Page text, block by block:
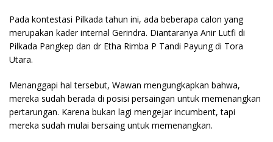
Pada kontestasi Pilkada tahun ini, ada beberapa calon yang
merupakan kader internal Gerindra. Diantaranya Anir Lutfi di
Pilkada Pangkep dan dr Etha Rimba P Tandi Payung di Tora
Utara.
Menanggapi hal tersebut, Wawan mengungkapkan bahwa,
mereka sudah berada di posisi persaingan untuk memenangkan
pertarungan. Karena bukan lagi mengejar incumbent, tapi
mereka sudah mulai bersaing untuk memenangkan.